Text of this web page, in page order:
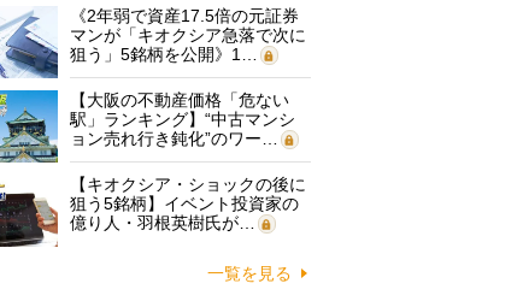
《2年弱で資産17.5倍の元証券
マンが「キオクシア急落で次に
狙う」5銘柄を公開》1…
【大阪の不動産価格「危ない
駅」ランキング】“中古マンシ
ョン売れ行き鈍化”のワー…
【キオクシア・ショックの後に
狙う5銘柄】イベント投資家の
億り人・羽根英樹氏が…
一覧を見る